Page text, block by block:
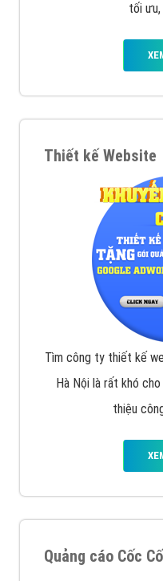
tối ưu,
Thiết kế Website
Tìm công ty thiết kế
Hà Nội là rất khó
thiệu
Quảng cáo Cốc